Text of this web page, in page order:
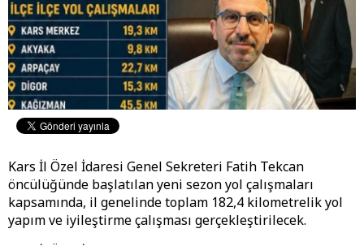
Kars İl Özel İdaresi Genel Sekreteri Fatih Tekcan
öncülüğünde başlatılan yeni sezon yol çalışmaları
kapsamında, il genelinde toplam 182,4 kilometrelik yol
yapım ve iyileştirme çalışması gerçekleştirilecek.